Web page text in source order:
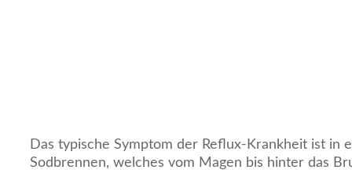
Das typische Symptom der Reflux-Krankheit ist in
Sodbrennen, welches vom Magen bis hinter das